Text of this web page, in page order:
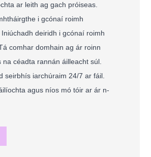
ar leith ag gach próiseas.
i gcónaí roimh
deiridh i gcónaí roimh
comhar domhain ag ár roinn
na céadta rannán áilleacht súl.
seirbhís iarchúraim 24/7 ar fáil.
agus níos mó tóir ar ár n-